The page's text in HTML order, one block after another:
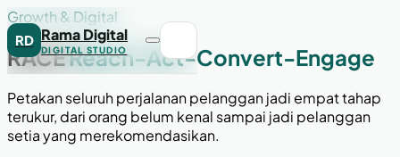
RD Rama Digital
DIGITAL STUDIO
Growth & Digital
RACEReach-Act-Convert-Engage
Petakan seluruh perjalanan pelanggan jadi empat tahap
terukur, dari orang belum kenal sampai jadi pelanggan
setia yang merekomendasikan.